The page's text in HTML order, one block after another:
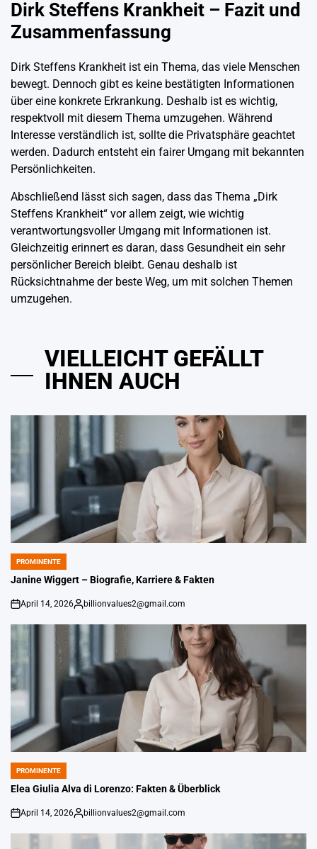
Dirk Steffens Krankheit – Fazit und
Zusammenfassung
Dirk Steffens Krankheit ist ein Thema, das viele Menschen
bewegt. Dennoch gibt es keine bestätigten Informationen
über eine konkrete Erkrankung. Deshalb ist es wichtig,
respektvoll mit diesem Thema umzugehen. Während
Interesse verständlich ist, sollte die Privatsphäre geachtet
werden. Dadurch entsteht ein fairer Umgang mit bekannten
Persönlichkeiten.
Abschließend lässt sich sagen, dass das Thema „Dirk
Steffens Krankheit“ vor allem zeigt, wie wichtig
verantwortungsvoller Umgang mit Informationen ist.
Gleichzeitig erinnert es daran, dass Gesundheit ein sehr
persönlicher Bereich bleibt. Genau deshalb ist
Rücksichtnahme der beste Weg, um mit solchen Themen
umzugehen.
VIELLEICHT GEFÄLLT
IHNEN AUCH
POSTED
IN
PROMINENTE
Janine Wiggert – Biografie, Karriere & Fakten
An
April 14, 2026
Gepostet
billionvalues2@gmail.com
POSTED
IN
PROMINENTE
Elea Giulia Alva di Lorenzo: Fakten & Überblick
An
April 14, 2026
Gepostet
billionvalues2@gmail.com